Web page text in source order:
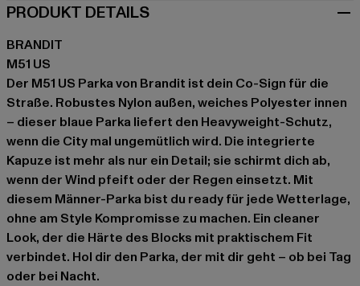
PRODUKT DETAILS
BRANDIT
M51 US
Der M51 US Parka von Brandit ist dein Co-Sign für die
Straße. Robustes Nylon außen, weiches Polyester innen
– dieser blaue Parka liefert den Heavyweight-Schutz,
wenn die City mal ungemütlich wird. Die integrierte
Kapuze ist mehr als nur ein Detail; sie schirmt dich ab,
wenn der Wind pfeift oder der Regen einsetzt. Mit
diesem Männer-Parka bist du ready für jede Wetterlage,
ohne am Style Kompromisse zu machen. Ein cleaner
Look, der die Härte des Blocks mit praktischem Fit
verbindet. Hol dir den Parka, der mit dir geht – ob bei Tag
oder bei Nacht.